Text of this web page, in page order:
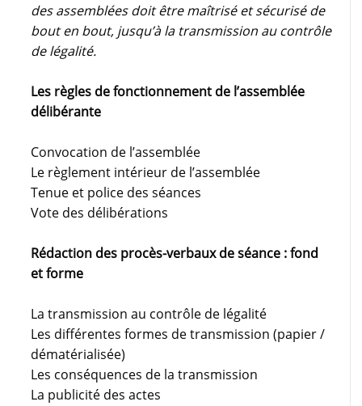
des assemblées doit être maîtrisé et sécurisé de
bout en bout, jusqu’à la transmission au contrôle
de légalité.
Les règles de fonctionnement de l’assemblée
délibérante
Convocation de l’assemblée
Le règlement intérieur de l’assemblée
Tenue et police des séances
Vote des délibérations
Rédaction des procès-verbaux de séance : fond
et forme
La transmission au contrôle de légalité
Les différentes formes de transmission (papier /
dématérialisée)
Les conséquences de la transmission
La publicité des actes